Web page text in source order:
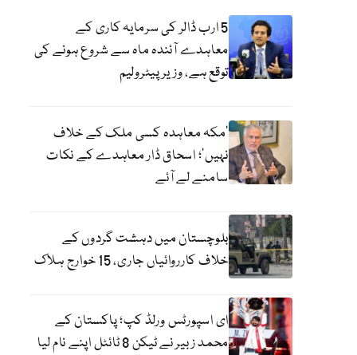
5 ارب ڈالر کی سرمایہ کاری کے
معاہدے آئندہ ماہ سے شروع ہونے کی
توقع ہے، وزیر پیٹرولیم
‘مکہ معاہدہ کسی ملک کے خلاف
نہیں’؛ اسحاق ڈار معاہدے کے نکات
سامنے لے آئے
بلوچستان میں دہشت گردوں کے
خلاف کارروائیاں جاری، 15 خوارج ہلاک
ای اسپورٹس ورلڈ کپ؛ پاکستان کے
محمد زبیر نے ٹیکن 8 ٹائٹل اپنے نام لیا